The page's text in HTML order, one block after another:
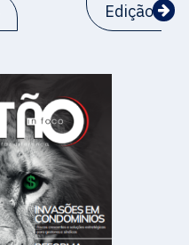
Edição 93